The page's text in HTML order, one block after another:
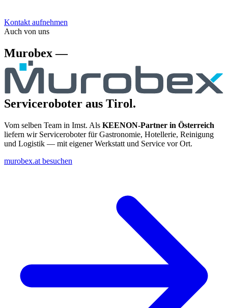
Kontakt aufnehmen
Auch von uns
Murobex —
Serviceroboter aus Tirol.
Vom selben Team in Imst. Als KEENON-Partner in Österreich
liefern wir Serviceroboter für Gastronomie, Hotellerie, Reinigung
und Logistik — mit eigener Werkstatt und Service vor Ort.
murobex.at besuchen